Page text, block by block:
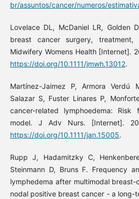
br/assuntos/cancer/numeros/
Lovelace DL, McDaniel LR, Golden
breast cancer surgery,
Midwifery Womens Health [Internet].
https://doi.org/10.1111/jmwh.13012.
Martínez-Jaimez P, Armora Verdú
Salazar S, Fuster Linares P,
cancer-related lymphoedema:
model. J Adv Nurs. [Internet].
https://doi.org/10.1111/jan.15005.
Rupp J, Hadamitzky C,
Steinmann D, Bruns F. Frequency
lymphedema after multimodal
nodal positive breast cancer - a long-